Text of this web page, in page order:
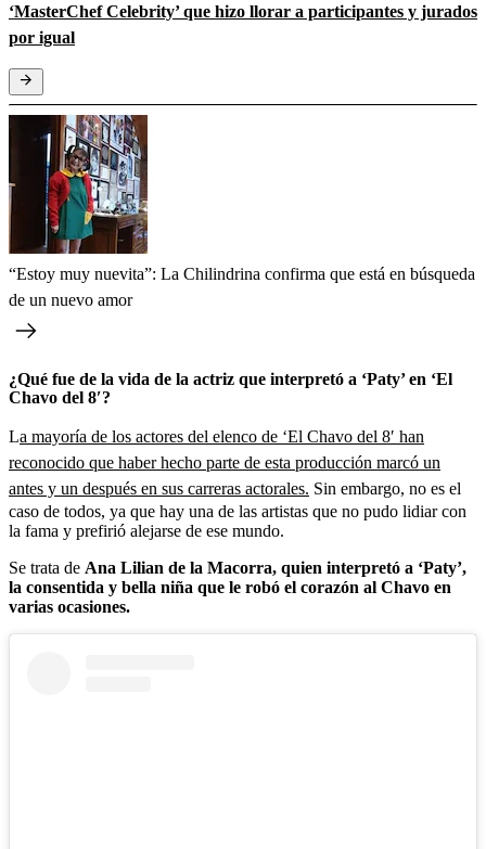
‘MasterChef Celebrity’ que hizo llorar a participantes y jurados
por igual
“Estoy muy nuevita”: La Chilindrina confirma que está en búsqueda
de un nuevo amor
¿Qué fue de la vida de la actriz que interpretó a ‘Paty’ en ‘El
Chavo del 8′?
La mayoría de los actores del elenco de ‘El Chavo del 8′ han
reconocido que haber hecho parte de esta producción marcó un
antes y un después en sus carreras actorales. Sin embargo, no es el
caso de todos, ya que hay una de las artistas que no pudo lidiar con
la fama y prefirió alejarse de ese mundo.
Se trata de Ana Lilian de la Macorra, quien interpretó a ‘Paty’,
la consentida y bella niña que le robó el corazón al Chavo en
varias ocasiones.